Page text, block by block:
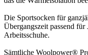
Die Sportsocken für
Übergangszeit passend
Arbeitsschuhe.
Sämtliche Woolpower®